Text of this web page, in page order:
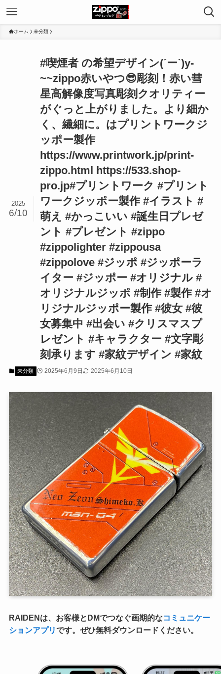
ホーム 未分類
#喫煙者 の希望デザイン(´ー`)y-
~~zippo赤いやつ😎彫刻！赤い彗
星高解像度写真彫刻クオリティー
がぐっと上がりました。より細か
く、繊細に。はプリントワークジ
ッポー製作
https://www.printwork.jp/print-
zippo.html https://533.shop-
pro.jp#プリントワーク #プリント
ワークジッポー製作 #イラスト #
萌え #かっこいい #誕生日プレゼ
ント #プレゼント #zippo
#zippolighter #zippousa
#zippolove #ジッポ #ジッポーラ
イター #ジッポー #オリジナル #
オリジナルジッポ #制作 #製作 #オ
リジナルジッポー製作 #彼女 #彼
女募集中 #出会い #クリスマスプ
レゼント #キャラクター #文字彫
刻承ります #家紋デザイン #家紋
2025
6/10
未分類 2025年6月9日 2025年6月10日
RAIDENは、お客様とDMでつなぐ画期的なコミュニケー
ションアプリです。ぜひ無料ダウンロードください。